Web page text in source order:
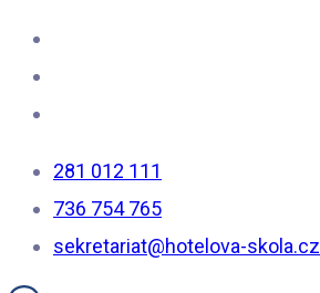
281 012 111
736 754 765
sekretariat@hotelova-skola.cz